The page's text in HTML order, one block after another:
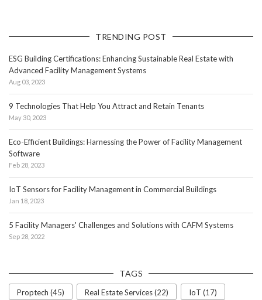
TRENDING POST
ESG Building Certifications: Enhancing Sustainable Real Estate with
Advanced Facility Management Systems
Aug 03, 2023
9 Technologies That Help You Attract and Retain Tenants
May 30, 2023
Eco-Efficient Buildings: Harnessing the Power of Facility Management
Software
Feb 28, 2023
IoT Sensors for Facility Management in Commercial Buildings
Jan 18, 2023
5 Facility Managers' Challenges and Solutions with CAFM Systems
Sep 28, 2022
TAGS
Proptech (45) Real Estate Services (22) IoT (17)